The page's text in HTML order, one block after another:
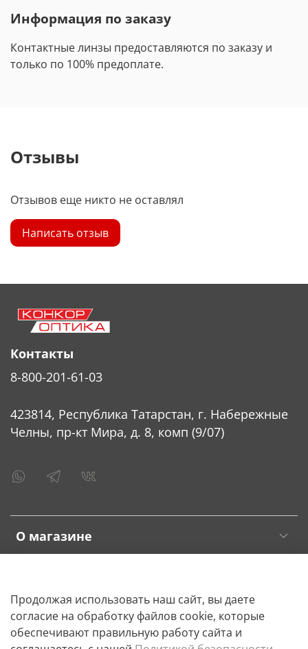
Информация по заказу
Контактные линзы предоставляются по заказу и
только по 100% предоплате.
Отзывы
Отзывов еще никто не оставлял
Написать отзыв
О магазине
Контакты
8-800-201-61-03
423814, Республика Татарстан, г. Набережные
Челны, пр-кт Мира, д. 8, комп (9/07)
Продолжая использовать наш сайт, вы даете
согласие на обработку файлов cookie, которые
обеспечивают правильную работу сайта и